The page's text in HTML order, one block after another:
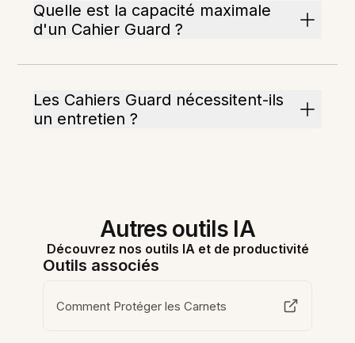
Quelle est la capacité maximale
d'un Cahier Guard ?
Les Cahiers Guard nécessitent-ils
un entretien ?
Autres outils IA
Découvrez nos outils IA et de productivité
Outils associés
Comment Protéger les Carnets